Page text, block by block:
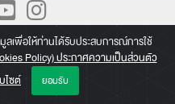
We build up Practical
of Certificate
Finance Academy (ThaiPFA)
ลเพื่อให้ท่านได้รับประสบการณ์การใช้
Policy) ประกาศความเป็นส่วนตัว
ไซต์
ยอมรับ